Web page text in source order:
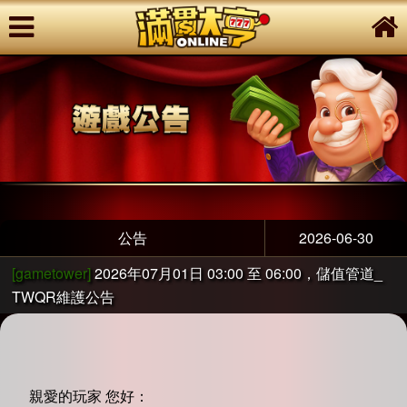
公告
2026-06-30
[gametower]2026年07月01日 03:00 至 06:00，儲值管道_
TWQR維護公告
親愛的玩家 您好：